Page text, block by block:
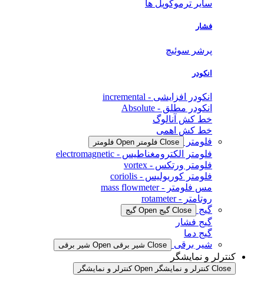
سایر ترموکوپل ها
فشار
پرشر سوئیچ
انکودر
انکودر افزایشی - incremental
انکودر مطلق - Absolute
خط کش آنالوگ
خط کش اهمی
فلومتر
Close فلومتر Open فلومتر
فلومتر الکترومغناطیس - electromagnetic
فلومتر ورتکس - vortex
فلومتر کوریولیس - coriolis
مس فلومتر - mass flowmeter
روتامتر - rotameter
گیج
Close گیج Open گیج
گیج فشار
گیج دما
شیر برقی
Close شیر برقی Open شیر برقی
کنترلر و نمایشگر
Close کنترلر و نمایشگر Open کنترلر و نمایشگر